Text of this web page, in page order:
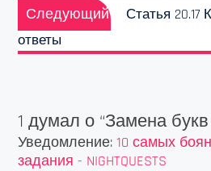
Следующий
запись:
Статья
ответы
1 думал о “Замена букв
Уведомление: 10 самых
задания - NIGHTQUESTS